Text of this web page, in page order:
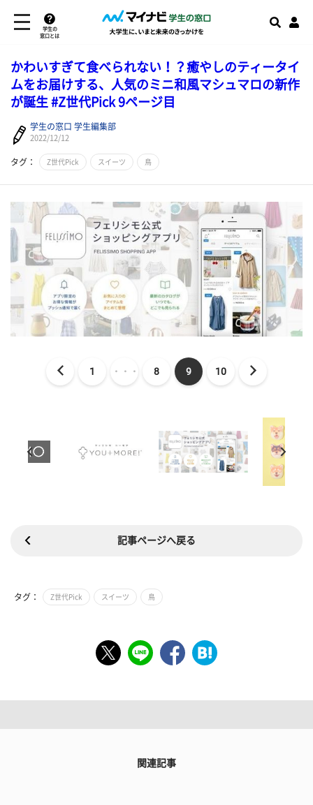
学生の
窓口とは
かわいすぎて食べられない！？癒やしのティータイ
ムをお届けする、人気のミニ和風マシュマロの新作
が誕生 #Z世代Pick 9ページ目
学生の窓口 学生編集部
2022/12/12
タグ： Z世代Pick スイーツ 鳥
1 ・・・ 8 9 10
記事ページへ戻る
タグ： Z世代Pick スイーツ 鳥
関連記事